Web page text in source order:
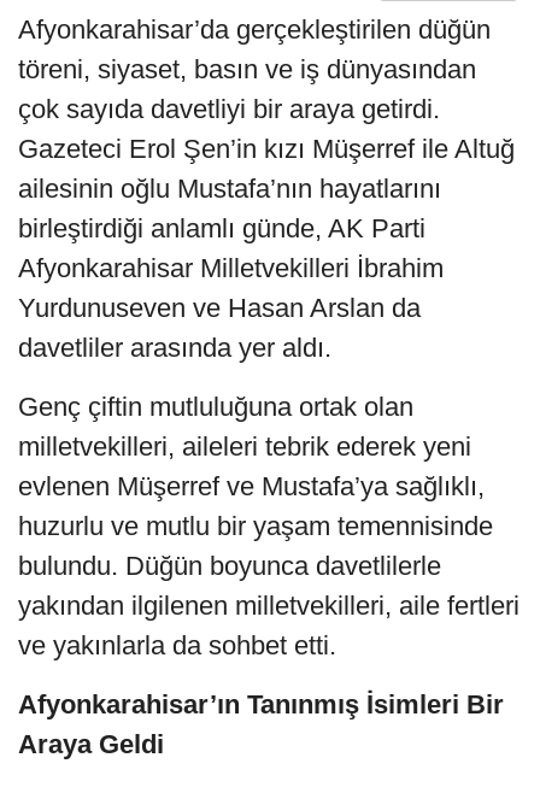
Afyonkarahisar’da gerçekleştirilen düğün
töreni, siyaset, basın ve iş dünyasından
çok sayıda davetliyi bir araya getirdi.
Gazeteci Erol Şen’in kızı Müşerref ile Altuğ
ailesinin oğlu Mustafa’nın hayatlarını
birleştirdiği anlamlı günde, AK Parti
Afyonkarahisar Milletvekilleri İbrahim
Yurdunuseven ve Hasan Arslan da
davetliler arasında yer aldı.
Genç çiftin mutluluğuna ortak olan
milletvekilleri, aileleri tebrik ederek yeni
evlenen Müşerref ve Mustafa’ya sağlıklı,
huzurlu ve mutlu bir yaşam temennisinde
bulundu. Düğün boyunca davetlilerle
yakından ilgilenen milletvekilleri, aile fertleri
ve yakınlarla da sohbet etti.
Afyonkarahisar’ın Tanınmış İsimleri Bir
Araya Geldi